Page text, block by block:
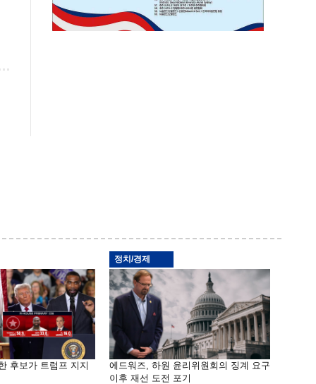
후보가 트럼프 지지
정치/경제
에드워즈, 하원 윤리위원회의 징계 요구
이후 재선 도전 포기